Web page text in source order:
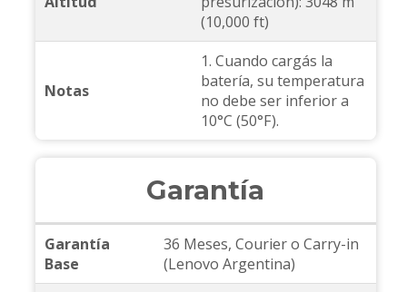
(10,000 ft)
Notas
1. Cuando cargás la
batería, su temperatura
no debe ser inferior a
10°C (50°F).
Garantía
Garantía
Base
36 Meses, Courier o Carry-in
(Lenovo Argentina)